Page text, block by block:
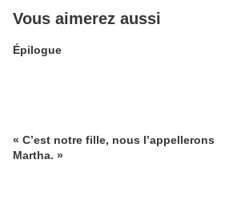
Vous aimerez aussi
Épilogue
« C’est notre fille, nous l’appellerons
Martha. »